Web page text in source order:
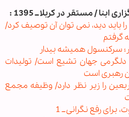
ابنا / مستقر در کربلا ــ 1395 :
را باید دید، نمی توان آن توصیف کرد/
گرفتم
سرکنسول همیشه بیدار
دلگرمی جهان تشیع است/ تولیدات
رهبری است
را زیر نظر دارد/ وظیفه مجمع
رفع نگرانی ــ 1